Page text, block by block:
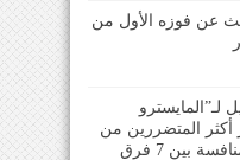
عن فوزه الأول من
لـ”المايسترو
أكثر المتضررين من
بين 7 فرق